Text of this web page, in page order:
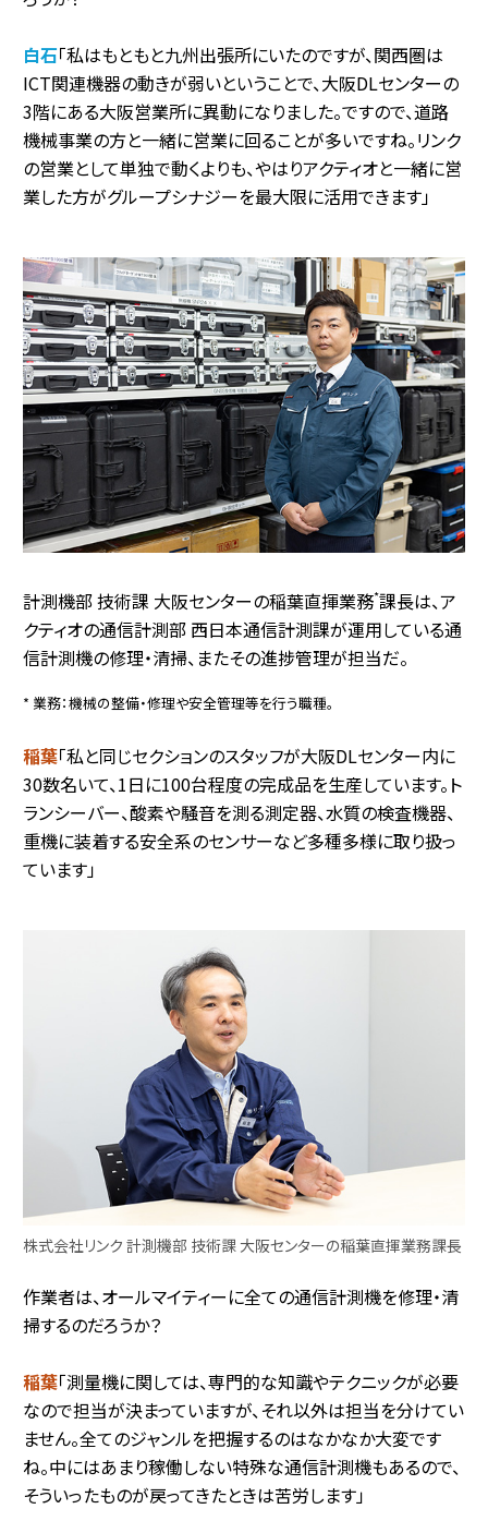
白石「私はもともと九州出張所にいたのですが、関西圏は
ICT関連機器の動きが弱いということで、大阪DLセンターの
3階にある大阪営業所に異動になりました。ですので、道路
機械事業の方と一緒に営業に回ることが多いですね。リンク
の営業として単独で動くよりも、やはりアクティオと一緒に営
業した方がグループシナジーを最大限に活用できます」
計測機部 技術課 大阪センターの稲葉直揮業務*課長は、ア
クティオの通信計測部 西日本通信計測課が運用している通
信計測機の修理・清掃、またその進捗管理が担当だ。
* 業務：機械の整備・修理や安全管理等を行う職種。
稲葉「私と同じセクションのスタッフが大阪DLセンター内に
30数名いて、1日に100台程度の完成品を生産しています。ト
ランシーバー、酸素や騒音を測る測定器、水質の検査機器、
重機に装着する安全系のセンサーなど多種多様に取り扱っ
ています」
株式会社リンク 計測機部 技術課 大阪センターの稲葉直揮業務課長
作業者は、オールマイティーに全ての通信計測機を修理・清
掃するのだろうか？
稲葉「測量機に関しては、専門的な知識やテクニックが必要
なので担当が決まっていますが、それ以外は担当を分けてい
ません。全てのジャンルを把握するのはなかなか大変です
ね。中にはあまり稼働しない特殊な通信計測機もあるので、
そういったものが戻ってきたときは苦労します」